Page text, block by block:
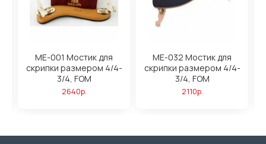
ME-001 Мостик для
скрипки размером 4/4-
3/4, FOM
2640р.
ME-032 Мостик для
скрипки размером 4/4-
3/4, FOM
2110р.